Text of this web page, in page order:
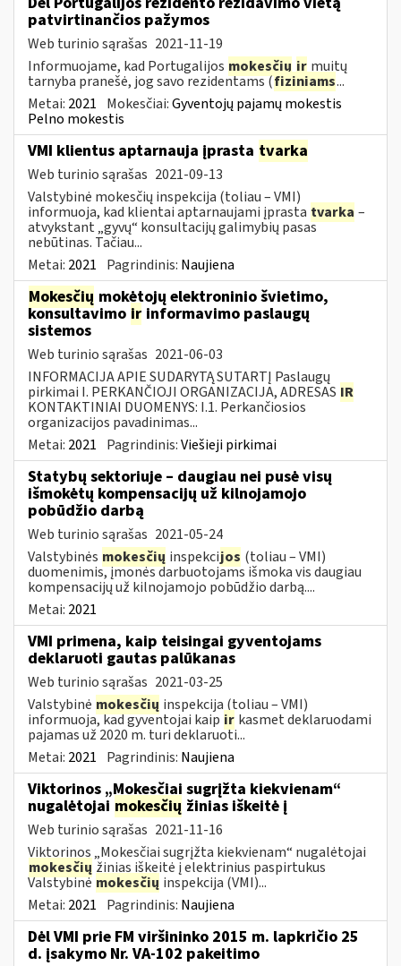
patvirtinančios pažymos
Web turinio sąrašas 2021-11-19
Informuojame, kad Portugalijos mokesčių ir muitų
tarnyba pranešė, jog savo rezidentams (fiziniams...
Metai: 2021 Mokesčiai:Gyventojų pajamų mokestis
Pelno mokestis
VMI klientus aptarnauja įprasta tvarka
Web turinio sąrašas 2021-09-13
Valstybinė mokesčių inspekcija (toliau – VMI)
informuoja, kad klientai aptarnaujami įprasta tvarka –
atvykstant „gyvų“ konsultacijų galimybių pasas
nebūtinas. Tačiau...
Metai: 2021 Pagrindinis: Naujiena
Mokesčių mokėtojų elektroninio švietimo,
konsultavimo ir informavimo paslaugų
sistemos
Web turinio sąrašas 2021-06-03
INFORMACIJA APIE SUDARYTĄ SUTARTĮ Paslaugų
pirkimai I. PERKANČIOJI ORGANIZACIJA, ADRESAS IR
KONTAKTINIAI DUOMENYS: I.1. Perkančiosios
organizacijos pavadinimas...
Metai: 2021 Pagrindinis:Viešieji pirkimai
Statybų sektoriuje – daugiau nei pusė visų
išmokėtų kompensacijų už kilnojamojo
pobūdžio darbą
Web turinio sąrašas 2021-05-24
Valstybinės mokesčių inspekcijos (toliau – VMI)
duomenimis, įmonės darbuotojams išmoka vis daugiau
kompensacijų už kilnojamojo pobūdžio darbą....
Metai: 2021
VMI primena, kaip teisingai gyventojams
deklaruoti gautas palūkanas
Web turinio sąrašas 2021-03-25
Valstybinė mokesčių inspekcija (toliau – VMI)
informuoja, kad gyventojai kaip ir kasmet deklaruodami
pajamas už 2020 m. turi deklaruoti...
Metai: 2021 Pagrindinis: Naujiena
Viktorinos „Mokesčiai sugrįžta kiekvienam“
nugalėtojai mokesčių žinias iškeitė į
Web turinio sąrašas 2021-11-16
Viktorinos „Mokesčiai sugrįžta kiekvienam“ nugalėtojai
mokesčių žinias iškeitė į elektrinius paspirtukus
Valstybinė mokesčių inspekcija (VMI)...
Metai: 2021 Pagrindinis: Naujiena
Dėl VMI prie FM viršininko 2015 m. lapkričio 25
d. įsakymo Nr. VA-102 pakeitimo